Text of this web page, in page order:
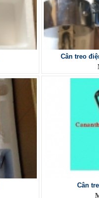
Cân treo
Cân